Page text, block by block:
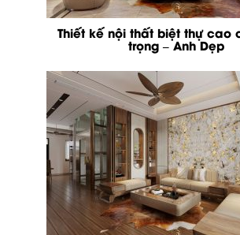
Thiết kế nội thất biệt thự cao
trọng – Anh Dẹp